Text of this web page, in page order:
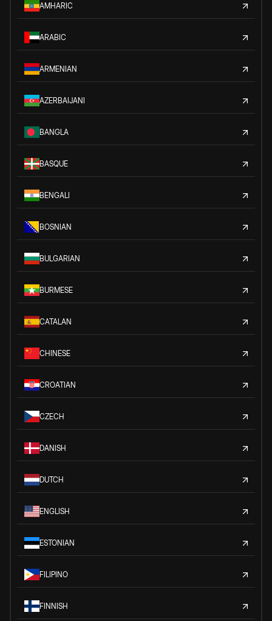
AMHARIC
ARABIC
ARMENIAN
AZERBAIJANI
BANGLA
BASQUE
BENGALI
BOSNIAN
BULGARIAN
BURMESE
CATALAN
CHINESE
CROATIAN
CZECH
DANISH
DUTCH
ENGLISH
ESTONIAN
FILIPINO
FINNISH